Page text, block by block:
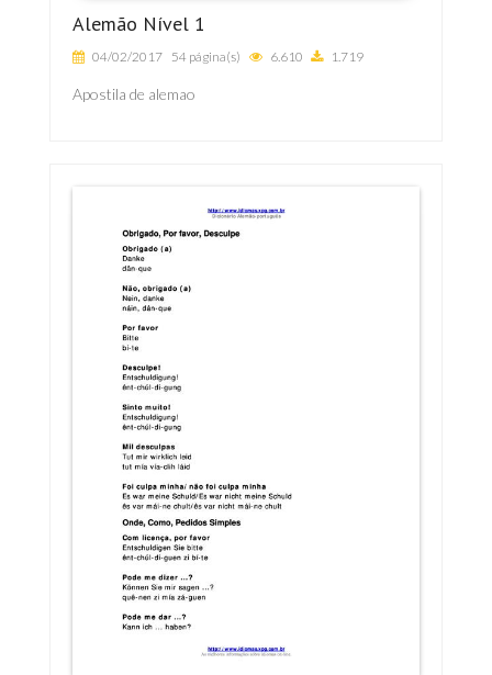
Alemão Nível 1
04/02/2017 54 página(s) 6.610 1.719
Apostila de alemao